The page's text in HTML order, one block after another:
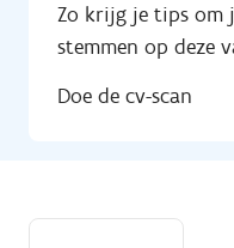
Zo krijg je tips om
stemmen op deze
Doe de cv-scan